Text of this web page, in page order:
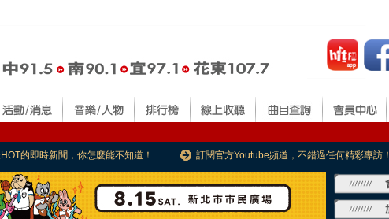
的即時新聞，你怎麼能不知道！ 訂閱官方Youtube頻道，不錯過任何精彩專訪！